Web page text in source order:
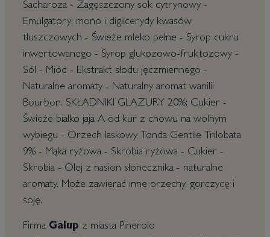
Sacharoza - Zagęszczony sok cytrynowy -
Emulgatory: mono i diglicerydy kwasów
tłuszczowych - Świeże mleko pełne - Syrop cukru
inwertowanego - Syrop glukozowo-fruktozowy -
Sól - Miód - Ekstrakt słodu jęczmiennego -
Naturalne aromaty - Naturalny aromat wanilii
Bourbon. SKŁADNIKI GLAZURY 20%: Cukier -
Świeże białko jaja A od kur z chowu na wolnym
wybiegu - Orzech laskowy Tonda Gentile Trilobata
9% - Mąka ryżowa - Skrobia ryżowa - Cukier -
Skrobia - Olej z nasion słonecznika - naturalne
aromaty. Może zawierać inne orzechy, gorczycę i
soję.
Firma Galup z miasta Pinerolo